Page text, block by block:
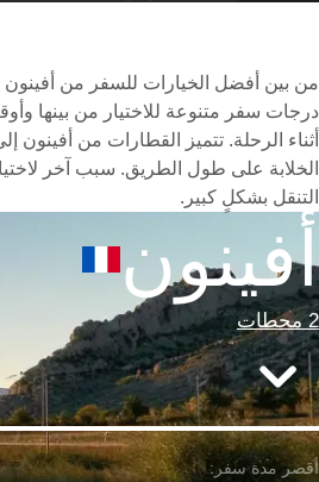
من بين أفضل الخيارات للسفر من
أثناء الرحلة. تتميز القطارات من أفينون
الخلابة على طول الطريق. سبب آخر
التنقل بشكلٍ كبير.
أفينون
2 محطات